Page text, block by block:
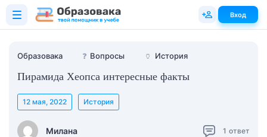
Образовака ❓ Вопросы 🏺 История
Пирамида Хеопса интересные факты
Милана
12 мая, 2022 История
1 ответ
Вход